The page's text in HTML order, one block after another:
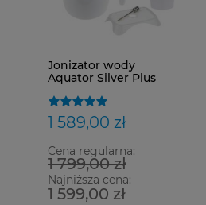
Jonizator wody
Aquator Silver Plus
1 589,00 zł
Cena regularna:
1 799,00 zł
Najniższa cena:
1 599,00 zł